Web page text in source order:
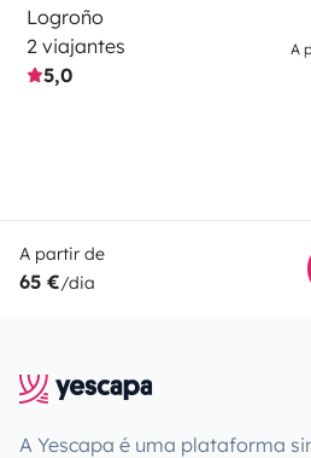
Logroño
2 viajantes
5,0
A
A partir de
65 €/dia
A Yescapa é uma plataforma